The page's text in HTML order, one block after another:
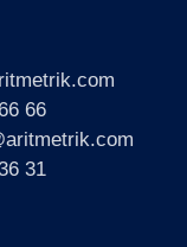
66
31